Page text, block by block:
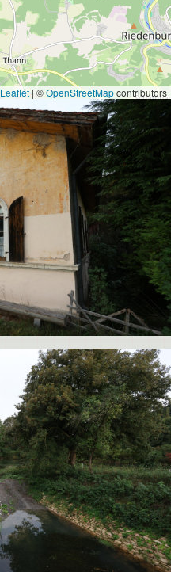
Leaflet | ©OpenStreetMapcontributors